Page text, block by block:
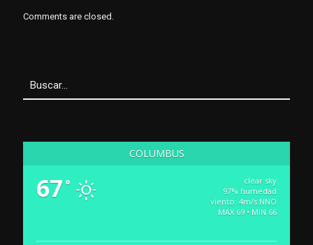
Comments are closed.
COLUMBUS
67 °
clear sky
97% humedad
viento: 4m/s NNO
MAX 69 • MIN 66